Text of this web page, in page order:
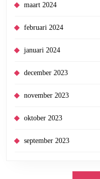
maart 2024
februari 2024
januari 2024
december 2023
november 2023
oktober 2023
september 2023